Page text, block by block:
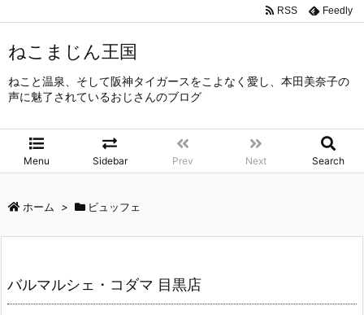
ねこまじん王国
ねこと温泉、そして阪神タイガースをこよなく愛し、本田美奈子の
声に魅了されているおじさんのブログ
Menu Sidebar Prev Next Search
RSS Feedly
ホーム > ビュッフェ
バルマルシェ・コダマ 目黒店